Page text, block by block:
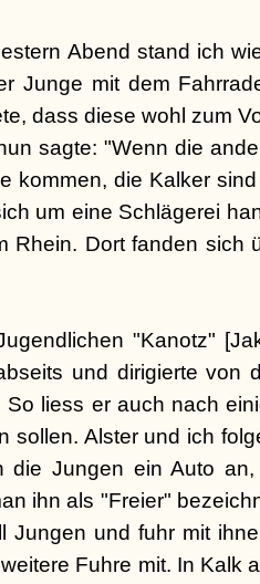
Abend stand ich
Junge mit dem
dass diese wohl zum
sagte: "Wenn die
kommen, die Kalker
um eine Schlägerei
Rhein. Dort fanden sich
"Kanotz"
und dirigierte von
So liess er auch nach
sollen. Alster und ich
die Jungen ein Auto
ihn als "Freier"
Jungen und fuhr mit
Fuhre mit. In Kalk